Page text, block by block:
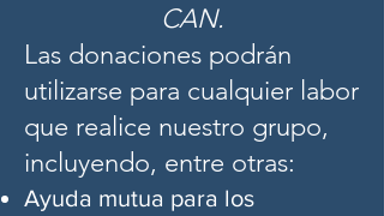
CAN.
Las donaciones podrán
utilizarse para cualquier labor
que realice nuestro grupo,
incluyendo, entre otras:
Ayuda mutua para los